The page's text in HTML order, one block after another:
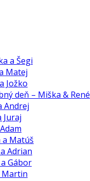
a Šegi
Matej
Jožko
deň – Miška & René
Andrej
Juraj
a Matúš
Adrian
Gábor
Martin